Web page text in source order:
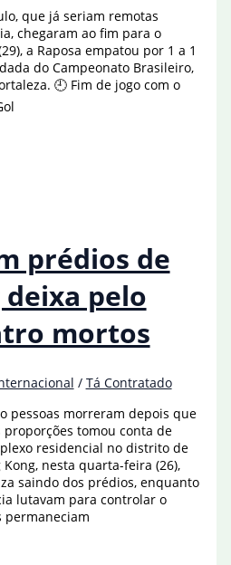
que já seriam remotas
chegaram ao fim para o
a Raposa empatou por 1 a 1
do Campeonato Brasileiro,
🕘 Fim de jogo com o
prédios de
deixa pelo
mortos
/ Tá Contratado
pessoas morreram depois que
tomou conta de
residencial no distrito de
nesta quarta-feira (26),
saindo dos prédios, enquanto
lutavam para controlar o
permaneciam